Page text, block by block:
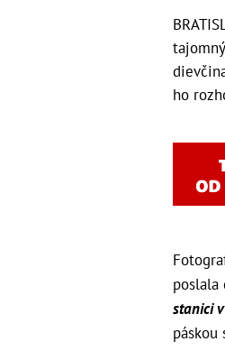
ho
poslala
stanici